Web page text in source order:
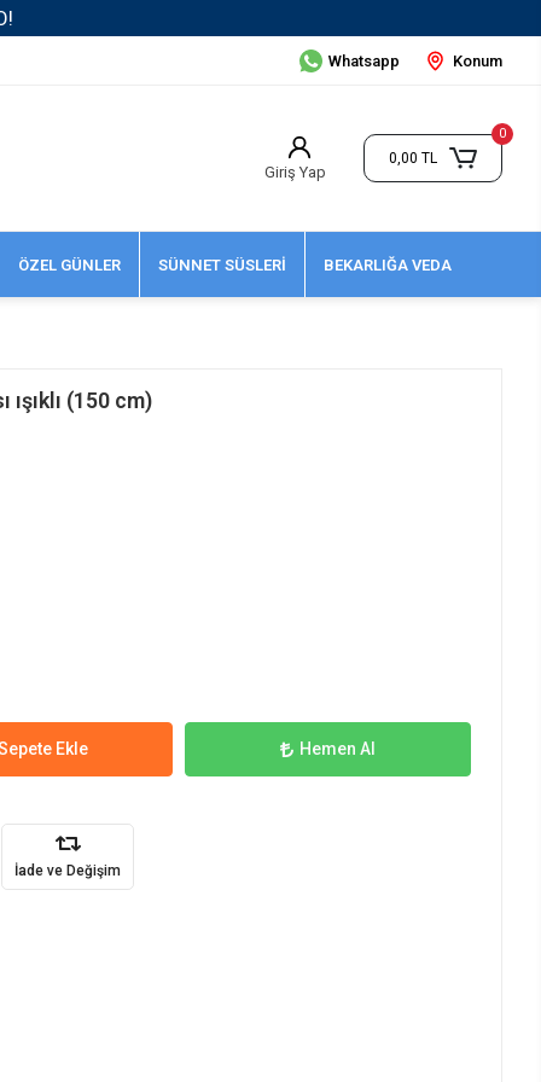
Whatsapp Konum
Giriş Yap
0
0,00 TL
ÖZEL GÜNLER SÜNNET SÜSLERİ BEKARLIĞA VEDA
ışıklı (150 cm)
Ekle Hemen Al
İade ve Değişim